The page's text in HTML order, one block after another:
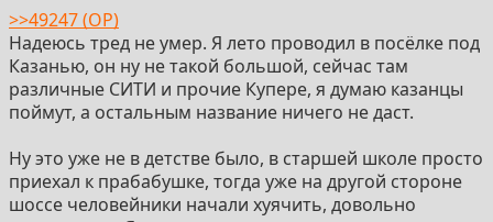
>>49247 (OP)
Надеюсь тред не умер. Я лето проводил в посёлке под
Казанью, он ну не такой большой, сейчас там
различные СИТИ и прочие Купере, я думаю казанцы
поймут, а остальным название ничего не даст.
Ну это уже не в детстве было, в старшей школе просто
приехал к прабабушке, тогда уже на другой стороне
шоссе человейники начали хуячить, довольно